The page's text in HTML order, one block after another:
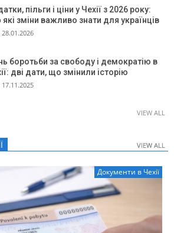
пільги і ціни у Чехії з 2026 року:
які зміни важливо знати для українців
28.01.2026
боротьби за свободу і демократію в
дві дати, що змінили історію
17.11.2025
VIEW ALL
VIEW ALL
Документи в Чехії
VIEW ALL